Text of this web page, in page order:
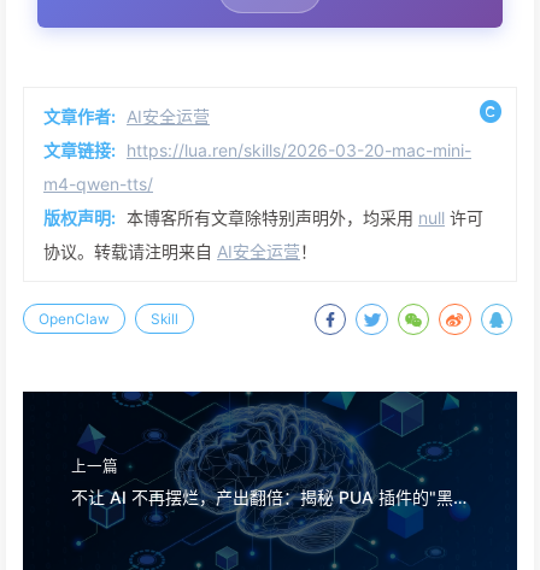
文章作者: AI安全运营
文章链接: https://lua.ren/skills/2026-03-20-mac-mini-
m4-qwen-tts/
版权声明: 本博客所有文章除特别声明外，均采用 null 许可
协议。转载请注明来自 AI安全运营！
OpenClaw Skill
上一篇
不让 AI 不再摆烂，产出翻倍：揭秘 PUA 插件的"黑魔法"